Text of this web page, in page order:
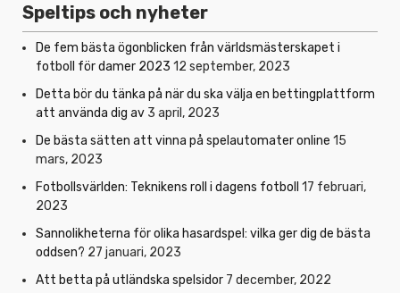
Speltips och nyheter
De fem bästa ögonblicken från världsmästerskapet i
fotboll för damer 2023 12 september, 2023
Detta bör du tänka på när du ska välja en bettingplattform
att använda dig av 3 april, 2023
De bästa sätten att vinna på spelautomater online 15
mars, 2023
Fotbollsvärlden: Teknikens roll i dagens fotboll 17 februari,
2023
Sannolikheterna för olika hasardspel: vilka ger dig de bästa
oddsen? 27 januari, 2023
Att betta på utländska spelsidor 7 december, 2022